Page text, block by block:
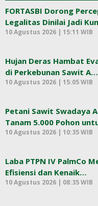
FORTASBI Dorong
Legalitas Dinilai Jadi
10 Agustus 2026 | 15:11 WIB
Hujan Deras Hambat
di Perkebunan Sawit A…
10 Agustus 2026 | 15:05 WIB
Petani Sawit Swadaya
Tanam 5.000 Pohon
10 Agustus 2026 | 10:35 WIB
Laba PTPN IV PalmCo
Efisiensi dan Kenaik…
10 Agustus 2026 | 08:35 WIB